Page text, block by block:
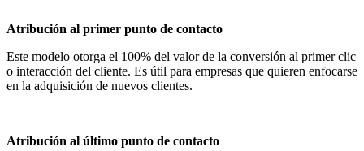
Atribución al primer punto de contacto
Este modelo otorga el 100% del valor de la conversión al primer clic
o interacción del cliente. Es útil para empresas que quieren enfocarse
en la adquisición de nuevos clientes.
Atribución al último punto de contacto